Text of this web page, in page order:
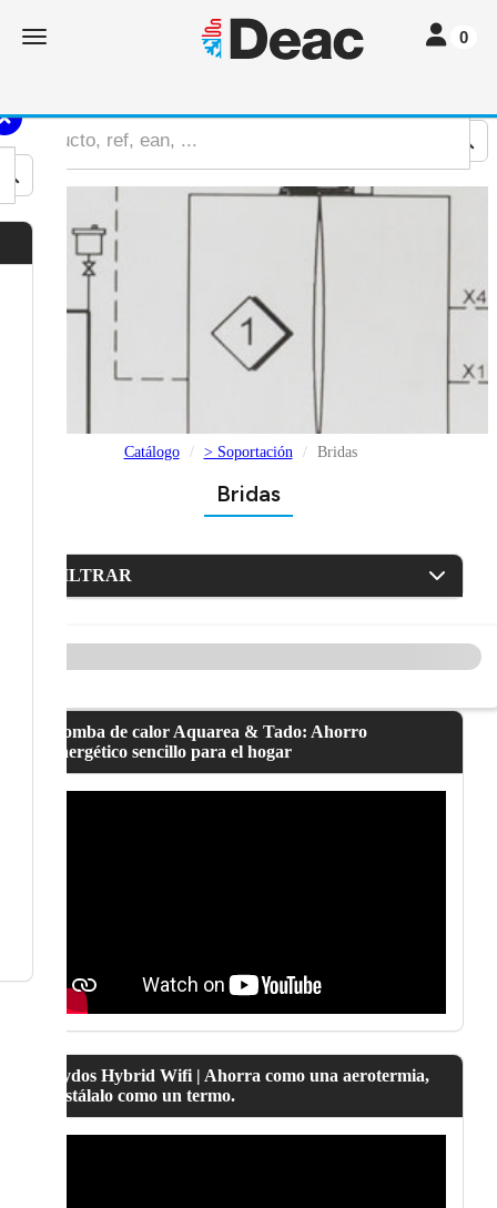
Toggle navigation Toggle
0
Catálogo > Soportación Bridas
Bridas
FILTRAR
Bomba de calor Aquarea & Tado: Ahorro
energético sencillo para el hogar
Lydos Hybrid Wifi | Ahorra como una aerotermia,
instálalo como un termo.